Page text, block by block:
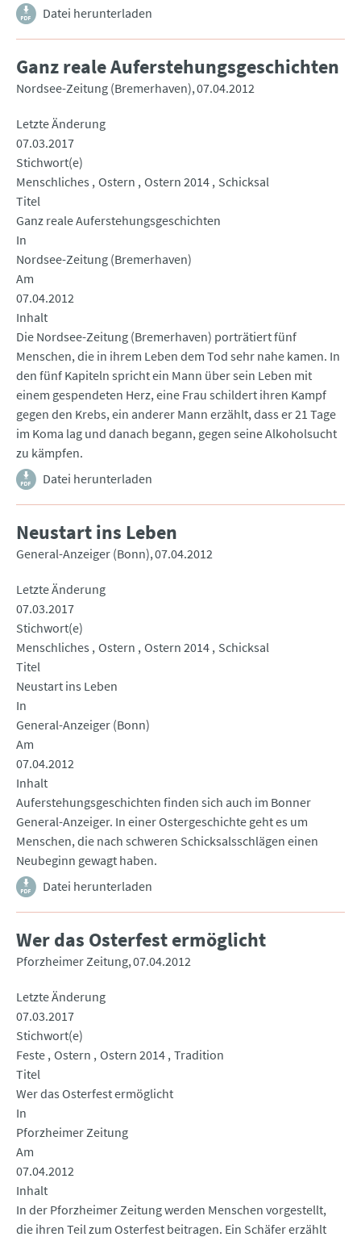
Datei herunterladen
Ganz reale Auferstehungsgeschichten
Nordsee-Zeitung (Bremerhaven) 07.04.2012
Letzte Änderung
07.03.2017
Stichwort(e)
Menschliches Ostern Ostern 2014 Schicksal
Titel
Ganz reale Auferstehungsgeschichten
In
Nordsee-Zeitung (Bremerhaven)
Am
07.04.2012
Inhalt
Die Nordsee-Zeitung (Bremerhaven) porträtiert fünf
Menschen, die in ihrem Leben dem Tod sehr nahe kamen. In
den fünf Kapiteln spricht ein Mann über sein Leben mit
einem gespendeten Herz, eine Frau schildert ihren Kampf
gegen den Krebs, ein anderer Mann erzählt, dass er 21 Tage
im Koma lag und danach begann, gegen seine Alkoholsucht
zu kämpfen.
Datei herunterladen
Neustart ins Leben
General-Anzeiger (Bonn) 07.04.2012
Letzte Änderung
07.03.2017
Stichwort(e)
Menschliches Ostern Ostern 2014 Schicksal
Titel
Neustart ins Leben
In
General-Anzeiger (Bonn)
Am
07.04.2012
Inhalt
Auferstehungsgeschichten finden sich auch im Bonner
General-Anzeiger. In einer Ostergeschichte geht es um
Menschen, die nach schweren Schicksalsschlägen einen
Neubeginn gewagt haben.
Datei herunterladen
Wer das Osterfest ermöglicht
Pforzheimer Zeitung 07.04.2012
Letzte Änderung
07.03.2017
Stichwort(e)
Feste Ostern Ostern 2014 Tradition
Titel
Wer das Osterfest ermöglicht
In
Pforzheimer Zeitung
Am
07.04.2012
Inhalt
In der Pforzheimer Zeitung werden Menschen vorgestellt,
die ihren Teil zum Osterfest beitragen. Ein Schäfer erzählt